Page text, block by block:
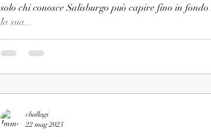
solo chi conosce Salisburgo può capire fino in
la sua...
challagi
22 mag 2023